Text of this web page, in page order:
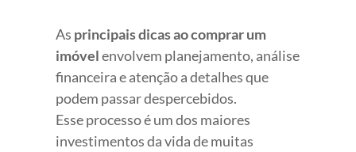
As principais dicas ao comprar um
imóvelenvolvem planejamento, análise
financeira e atenção a detalhes que
podem passar despercebidos.
Esse processo é um dos maiores
investimentos da vida de muitas